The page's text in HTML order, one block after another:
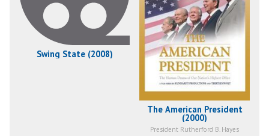
Swing State (2008)
The American President
(2000)
President Rutherford B. Hayes